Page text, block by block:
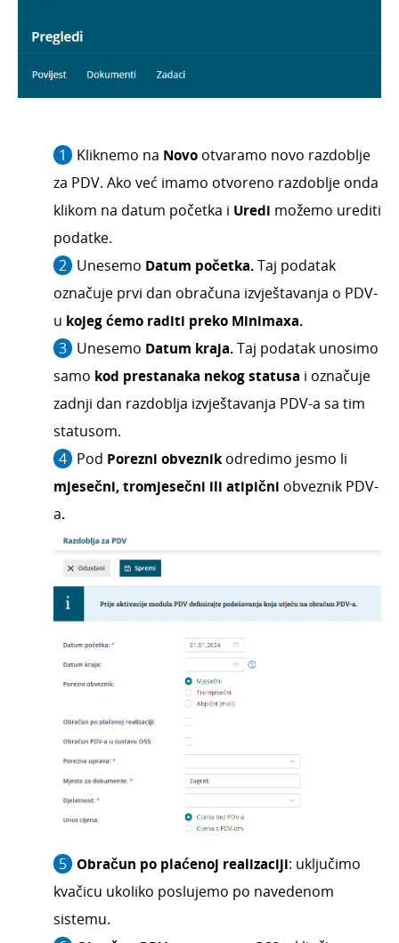
Kliknemo na Novo otvaramo novo razdoblje
za PDV. Ako već imamo otvoreno razdoblje onda
klikom na datum početka i Uredi možemo urediti
podatke.
Unesemo Datum početka.Taj podatak
označuje prvi dan obračuna izvještavanja o PDV-
u kojeg ćemo raditi preko Minimaxa.
Unesemo Datum kraja.Taj podatak unosimo
samo kod prestanaka nekog statusa i označuje
zadnji dan razdoblja izvještavanja PDV-a sa tim
statusom.
Pod Porezni obveznikodredimo jesmo li
mjesečni, tromjesečni ili atipični obveznik PDV-
a.
Obračun po plaćenoj realizaciji: uključimo
kvačicu ukoliko poslujemo po navedenom
sistemu.